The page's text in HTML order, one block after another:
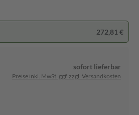
272,81 €
sofort lieferbar
Preise inkl. MwSt. ggf. zzgl. Versandkosten